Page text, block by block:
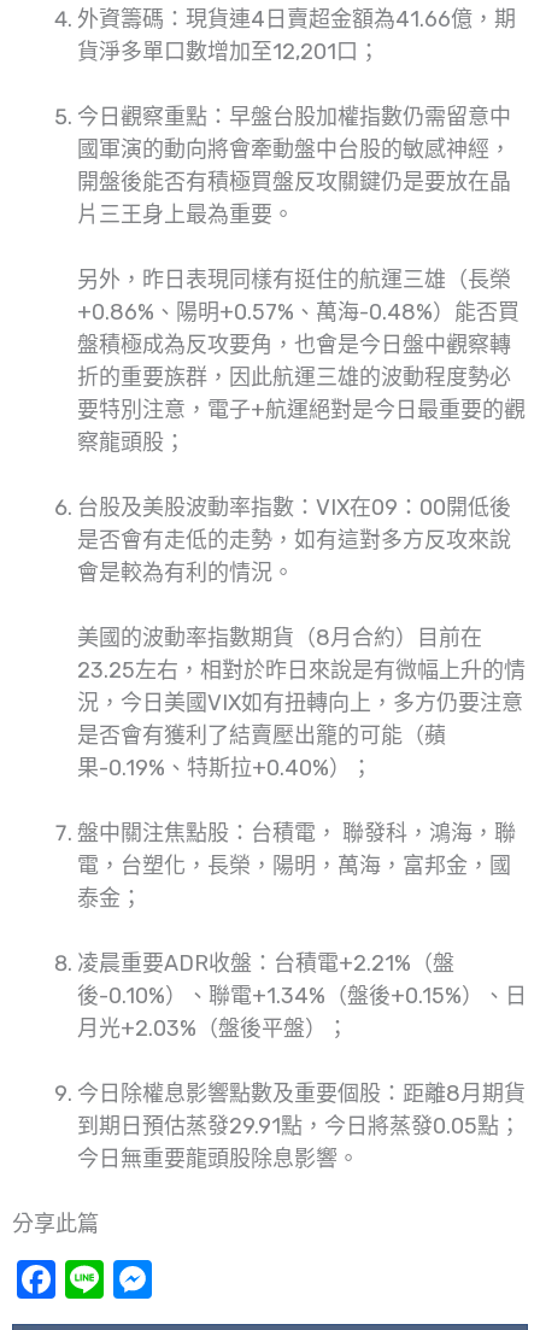
外資籌碼：現貨連4日賣超金額為41.66億，期
貨淨多單口數增加至12,201口；
今日觀察重點：早盤台股加權指數仍需留意中
國軍演的動向將會牽動盤中台股的敏感神經，
開盤後能否有積極買盤反攻關鍵仍是要放在晶
片三王身上最為重要。
另外，昨日表現同樣有挺住的航運三雄（長榮
+0.86%、陽明+0.57%、萬海-0.48%）能否買
盤積極成為反攻要角，也會是今日盤中觀察轉
折的重要族群，因此航運三雄的波動程度勢必
要特別注意，電子+航運絕對是今日最重要的觀
察龍頭股；
台股及美股波動率指數：VIX在09：00開低後
是否會有走低的走勢，如有這對多方反攻來說
會是較為有利的情況。
美國的波動率指數期貨（8月合約）目前在
23.25左右，相對於昨日來說是有微幅上升的情
況，今日美國VIX如有扭轉向上，多方仍要注意
是否會有獲利了結賣壓出籠的可能（蘋
果-0.19%、特斯拉+0.40%）；
盤中關注焦點股：台積電， 聯發科，鴻海，聯
電，台塑化，長榮，陽明，萬海，富邦金，國
泰金；
凌晨重要ADR收盤：台積電+2.21%（盤
後-0.10%）、聯電+1.34%（盤後+0.15%）、日
月光+2.03%（盤後平盤）；
今日除權息影響點數及重要個股：距離8月期貨
到期日預估蒸發29.91點，今日將蒸發0.05點；
今日無重要龍頭股除息影響。
分享此篇
Facebook
Line